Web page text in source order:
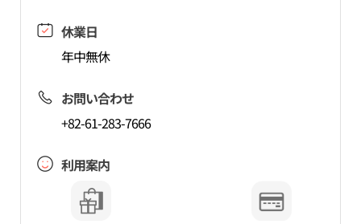
休業日
年中無休
お問い合わせ
+82-61-283-7666
利用案内